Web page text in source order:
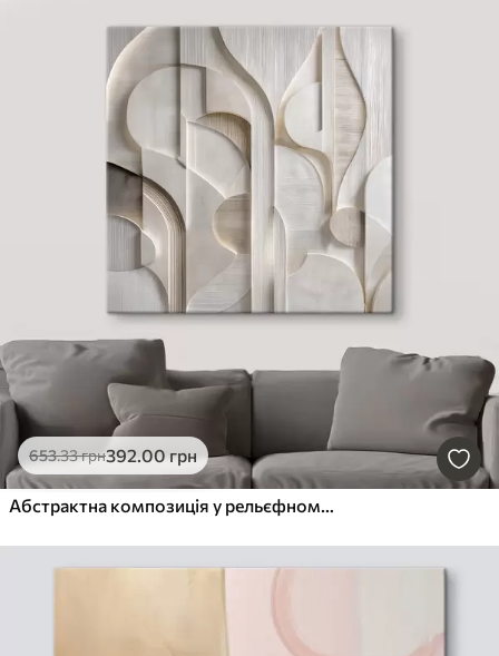
653.33грн392.00 грн
Абстрактна композиція у рельєфному стилі, що імітує форми та шари у ніжних сіро-бежевих тонах